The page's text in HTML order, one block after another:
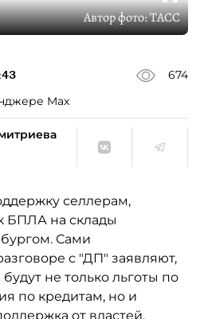
Автор фото:ТАСС
674
Max
селлерам,
БПЛА на склады
Сами
с "ДП" заявляют,
не только льготы по
по кредитам, но и
от властей.